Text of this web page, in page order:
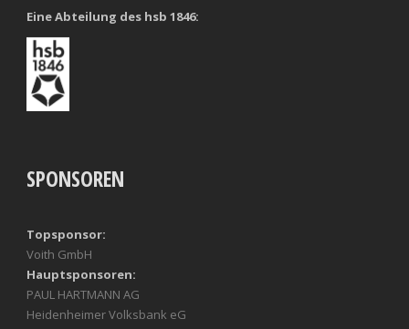
Eine Abteilung des hsb 1846:
SPONSOREN
Topsponsor:
Voith GmbH
Hauptsponsoren:
PAUL HARTMANN AG
Heidenheimer Volksbank eG